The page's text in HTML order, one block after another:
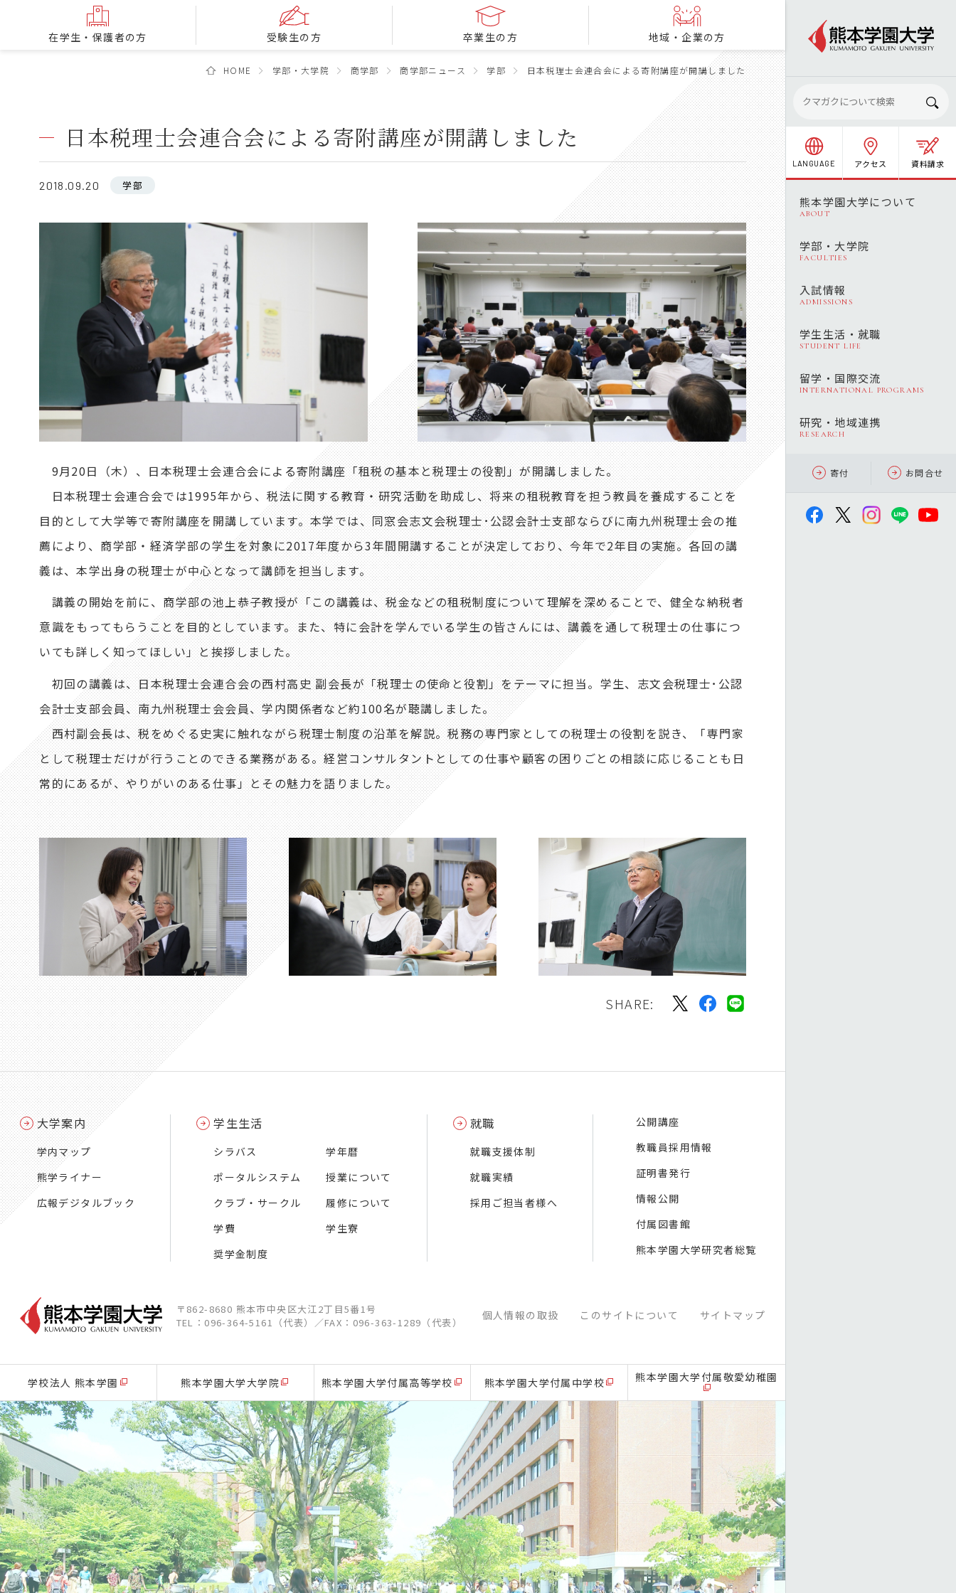
在学生・保護者の方 受験生の方 卒業生の方 地域・企業の方
LANGUAGE アクセス 資料請求
熊本学園大学について
ABOUT
学部・大学院
FACULTIES
入試情報
ADMISSIONS
学生生活・就職
STUDENT LIFE
留学・国際交流
INTERNATIONAL PROGRAMS
研究・地域連携
RESEARCH
寄付 お問合せ
HOME 学部・大学院 商学部 商学部ニュース 学部 日本税理士会連合会による寄附講座が開講しました
日本税理士会連合会による寄附講座が開講しました
学部
2018.09.20
9月20日（木）、日本税理士会連合会による寄附講座「租税の基本と税理士の役割」が開講しました。
日本税理士会連合会では1995年から、税法に関する教育・研究活動を助成し、将来の租税教育を担う教員を養成することを
目的として大学等で寄附講座を開講しています。本学では、同窓会志文会税理士･公認会計士支部ならびに南九州税理士会の推
薦により、商学部・経済学部の学生を対象に2017年度から3年間開講することが決定しており、今年で2年目の実施。各回の講
義は、本学出身の税理士が中心となって講師を担当します。
講義の開始を前に、商学部の池上恭子教授が「この講義は、税金などの租税制度について理解を深めることで、健全な納税者
意識をもってもらうことを目的としています。また、特に会計を学んでいる学生の皆さんには、講義を通して税理士の仕事につ
いても詳しく知ってほしい」と挨拶しました。
初回の講義は、日本税理士会連合会の西村高史 副会長が「税理士の使命と役割」をテーマに担当。学生、志文会税理士･公認
会計士支部会員、南九州税理士会会員、学内関係者など約100名が聴講しました。
西村副会長は、税をめぐる史実に触れながら税理士制度の沿革を解説。税務の専門家としての税理士の役割を説き、「専門家
として税理士だけが行うことのできる業務がある。経営コンサルタントとしての仕事や顧客の困りごとの相談に応じることも日
常的にあるが、やりがいのある仕事」とその魅力を語りました。
SHARE:
大学案内
学内マップ
熊学ライナー
広報デジタルブック
学生生活
シラバス
ポータルシステム
クラブ・サークル
学費
奨学金制度
学年暦
授業について
履修について
学生寮
就職
就職支援体制
就職実績
採用ご担当者様へ
公開講座
教職員採用情報
証明書発行
情報公開
付属図書館
熊本学園大学研究者総覧
〒862-8680 熊本市中央区大江2丁目5番1号
TEL：096-364-5161（代表） ／FAX：096-363-1289（代表） 個人情報の取扱 このサイトについて サイトマップ
学校法人 熊本学園 熊本学園大学大学院 熊本学園大学付属高等学校 熊本学園大学付属中学校 熊本学園大学付属敬愛幼稚園